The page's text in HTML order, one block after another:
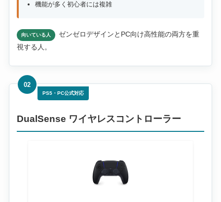
機能が多く初心者には複雑
向いている人
ゼンゼロデザインとPC向け高性能の両方を重
視する人。
02
PS5・PC公式対応
DualSense ワイヤレスコントローラー